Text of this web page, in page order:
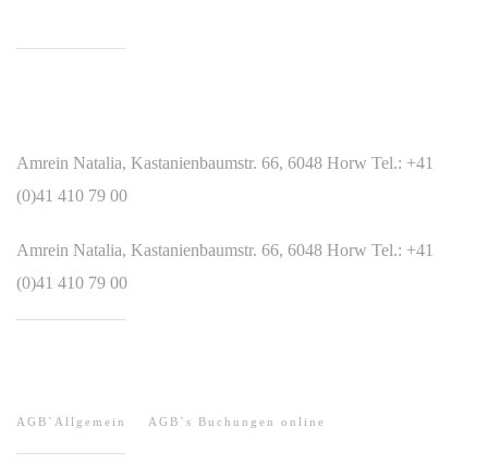
Amrein Natalia, Kastanienbaumstr. 66, 6048 Horw Tel.: +41
(0)41 410 79 00
Amrein Natalia, Kastanienbaumstr. 66, 6048 Horw Tel.: +41
(0)41 410 79 00
AGB`Allgemein AGB`s Buchungen online